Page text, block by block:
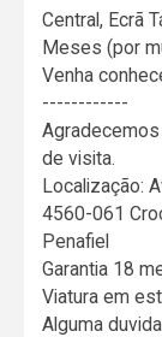
Central, Ecrã
Meses (por
Venha
------------
de visita.
Localização:
4560-061
Penafiel
Garantia 18
Viatura em
Alguma